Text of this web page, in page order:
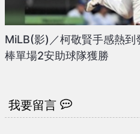
MiLB(影)／柯敬賢手感熱到
棒單場2安助球隊獲勝
我要留言